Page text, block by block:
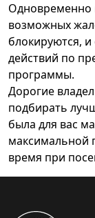
Одновременно
возможных
блокируются,
действий по
программы.
Дорогие
подбирать
была для вас
максимальной
время при